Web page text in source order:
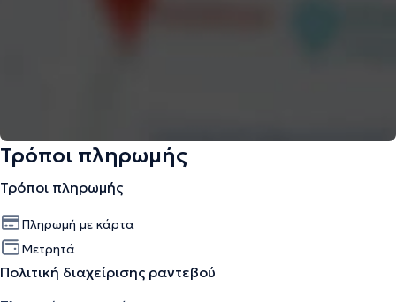
Τρόποι πληρωμής
Τρόποι πληρωμής
Πληρωμή με κάρτα
Μετρητά
Πολιτική διαχείρισης ραντεβού